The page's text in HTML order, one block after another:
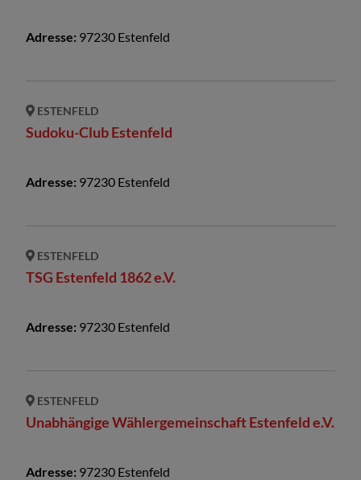
Adresse: 97230 Estenfeld
ESTENFELD
Sudoku-Club Estenfeld
Adresse: 97230 Estenfeld
ESTENFELD
TSG Estenfeld 1862 e.V.
Adresse: 97230 Estenfeld
ESTENFELD
Unabhängige Wählergemeinschaft Estenfeld e.V.
Adresse: 97230 Estenfeld